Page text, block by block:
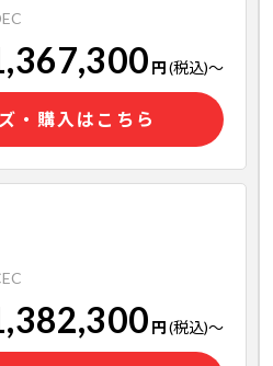
円(税込)～
・購入はこちら
円(税込)～